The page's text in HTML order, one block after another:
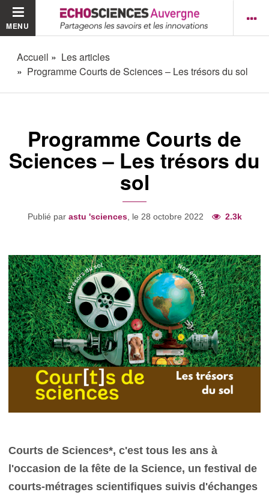
MENU
Accueil
Les articles
Programme Courts de Sciences – Les trésors du sol
Programme Courts de
Sciences – Les trésors du
sol
Publié par astu 'sciences, le 28 octobre 2022 2.3k
Courts de Sciences*, c'est tous les ans à
l'occasion de la fête de la Science, un festival de
courts-métrages scientifiques suivis d'échanges